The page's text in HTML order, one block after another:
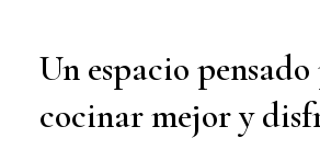
Un espacio
cocinar mejor y